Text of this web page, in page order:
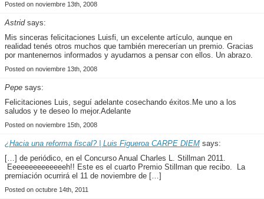
Posted on noviembre 13th, 2008
Astridsays:
Mis sinceras felicitaciones Luisfi, un excelente artículo, aunque en
realidad tenés otros muchos que también merecerían un premio. Gracias
por mantenernos informados y ayudarnos a pensar con ellos. Un abrazo.
Posted on noviembre 13th, 2008
Pepe says:
Felicitaciones Luis, seguí adelante cosechando éxitos.Me uno a los
saludos y te deseo lo mejor.Adelante
Posted on noviembre 15th, 2008
¿Hacia una reforma fiscal? | Luis Figueroa CARPE DIEM says:
[…] de periódico, en el Concurso Anual Charles L. Stillman 2011.
Eeeeeeeeeeeeeeh!! Este es el cuarto Premio Stillman que recibo. La
premiación ocurrirá el 11 de noviembre de […]
Posted on octubre 14th, 2011